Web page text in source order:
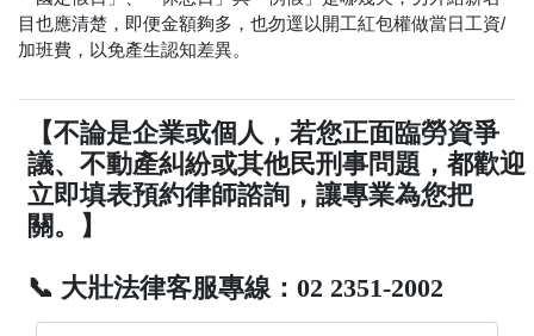
目也應清楚，即便金額夠多，也勿逕以開工紅包權做當日工資/
加班費，以免產生認知差異。
【不論是企業或個人，若您正面臨勞資爭
議、不動產糾紛或其他民刑事問題，都歡迎
立即填表預約律師諮詢，讓專業為您把
關。】
📞 大壯法律客服專線：02 2351-2002